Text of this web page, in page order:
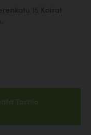
15 Koirat
Tornio